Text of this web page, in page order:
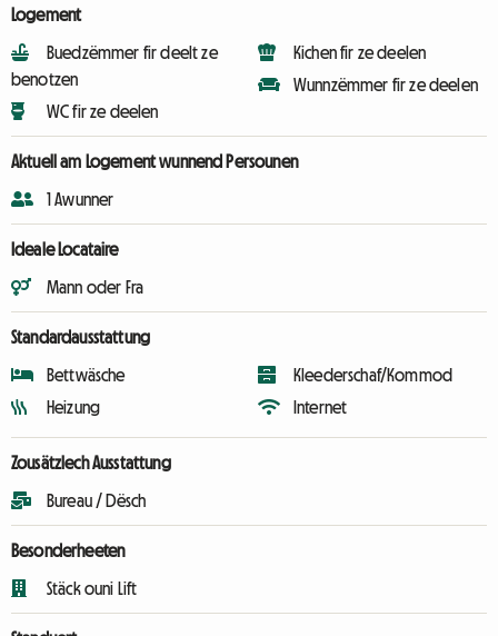
Logement
Buedzëmmer fir deelt ze
benotzen
WC fir ze deelen
Kichen fir ze deelen
Wunnzëmmer fir ze deelen
Aktuell am Logement wunnend Persounen
1 Awunner
Ideale Locataire
Mann oder Fra
Standardausstattung
Bettwäsche
Heizung
Kleederschaf/Kommod
Internet
Zousätzlech Ausstattung
Bureau / Dësch
Besonderheeten
Stäck ouni Lift